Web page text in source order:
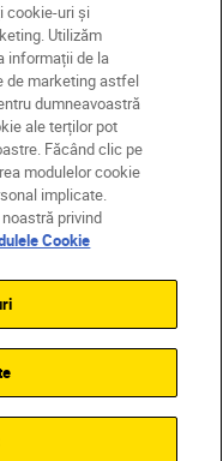
Setări cookie
Back to top
cookie-uri și
Utilizăm
informații de la
de marketing astfel
dumneavoastră
ale terților pot
Făcând clic pe
modulelor cookie
implicate.
privind
Cookie